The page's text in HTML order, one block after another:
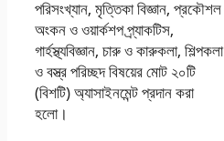
পরিসংখ্যান, মৃত্তিকা বিজ্ঞান, প্রকৌশল
অংকন ও ওয়ার্কশপ প্র্যাকটিস,
গার্হস্থ্যবিজ্ঞান, চারু ও কারুকলা, শিল্পকলা
ও বস্ত্র পরিচ্ছদ বিষয়ের মােট ২০টি
(বিশটি) অ্যাসাইনমেন্ট প্রদান করা
হলাে।